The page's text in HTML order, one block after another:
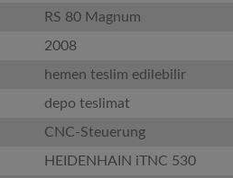
RS 80 Magnum
2008
hemen teslim edilebilir
depo teslimat
CNC-Steuerung
HEIDENHAIN iTNC 530